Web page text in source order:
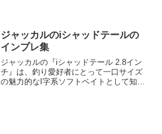
スを効果的に引き寄せるこ...
ジャッカルのiシャッドテールの
インプレ集
ジャッカルの『iシャッドテール 2.8イン
チ』は、釣り愛好者にとって一口サイズ
の魅力的なI字系ソフトベイトとして知ら